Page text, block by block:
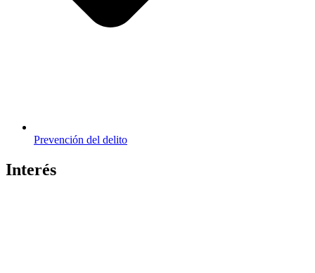
Prevención del delito
Interés